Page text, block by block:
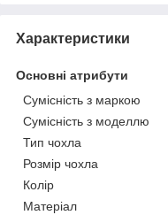
Характеристики
Основні атрибути
Сумісність з маркою
Сумісність з моделлю
Тип чохла
Розмір чохла
Колір
Матеріал